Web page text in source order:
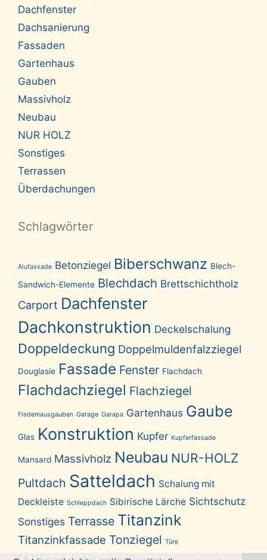
Dachfenster
Dachsanierung
Fassaden
Gartenhaus
Gauben
Massivholz
Neubau
NUR HOLZ
Sonstiges
Terrassen
Überdachungen
Schlagwörter
Alufassade Betonziegel Biberschwanz Blech-
Sandwich-Elemente Blechdach Brettschichtholz
Carport Dachfenster
Dachkonstruktion Deckelschalung
Doppeldeckung Doppelmuldenfalzziegel
Douglasie Fassade Fenster Flachdach
Flachdachziegel Flachziegel
Fledemausgauben Garage Garapa Gartenhaus Gaube
Glas Konstruktion Kupfer Kupferfassade
Mansard Massivholz Neubau NUR-HOLZ
Pultdach Satteldach Schalung mit
Deckleiste Schleppdach Sibirische Lärche Sichtschutz
Sonstiges Terrasse Titanzink
Titanzinkfassade Tonziegel Türe